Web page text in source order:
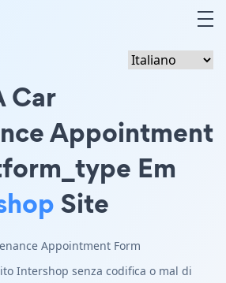
Car
Appointment
Em
Site
Appointment Form
Intershop senza codifica o mal di